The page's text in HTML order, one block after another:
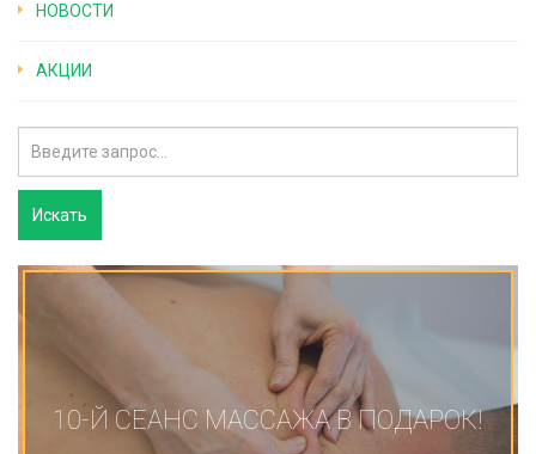
НОВОСТИ
АКЦИИ
10-Й СЕАНС МАССАЖА В ПОДАРОК!